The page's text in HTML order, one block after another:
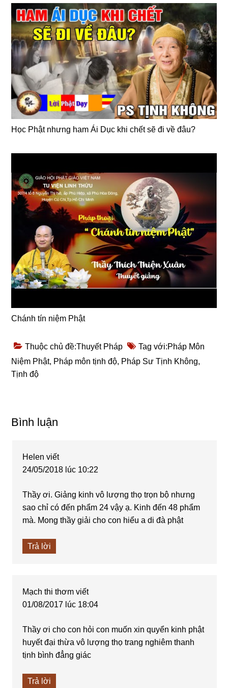
Học Phật nhưng ham Ái Dục khi chết sẽ đi về đâu?
Chánh tín niệm Phật
Thuộc chủ đề:Thuyết Pháp Tag với:Pháp Môn
Niệm Phật, Pháp môn tịnh độ, Pháp Sư Tịnh Không,
Tịnh độ
Reader
Bình luận
Helen viết
24/05/2018 lúc 10:22
Thầy ơi. Giảng kinh vô lượng thọ trọn bộ nhưng
sao chỉ có đến phẩm 24 vậy ạ. Kinh đến 48 phẩm
mà. Mong thầy giải cho con hiểu a di đà phật
Trả lời
Mạch thi thơm viết
01/08/2017 lúc 18:04
Thầy ơi cho con hỏi con muốn xin quyển kinh phật
huyết đại thừa vô lượng thọ trang nghiêm thanh
tịnh bình đẳng giác
Trả lời